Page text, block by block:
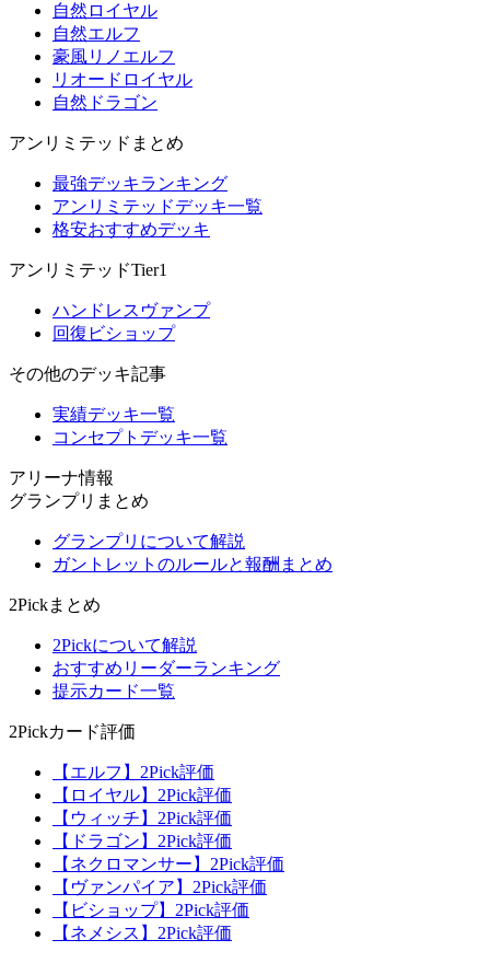
自然ロイヤル
自然エルフ
豪風リノエルフ
リオードロイヤル
自然ドラゴン
アンリミテッドまとめ
最強デッキランキング
アンリミテッドデッキ一覧
格安おすすめデッキ
アンリミテッドTier1
ハンドレスヴァンプ
回復ビショップ
その他のデッキ記事
実績デッキ一覧
コンセプトデッキ一覧
アリーナ情報
グランプリまとめ
グランプリについて解説
ガントレットのルールと報酬まとめ
2Pickまとめ
2Pickについて解説
おすすめリーダーランキング
提示カード一覧
2Pickカード評価
【エルフ】2Pick評価
【ロイヤル】2Pick評価
【ウィッチ】2Pick評価
【ドラゴン】2Pick評価
【ネクロマンサー】2Pick評価
【ヴァンパイア】2Pick評価
【ビショップ】2Pick評価
【ネメシス】2Pick評価